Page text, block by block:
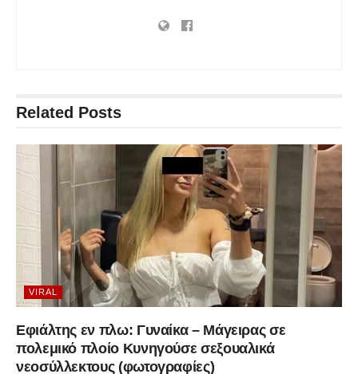
Related Posts
VIRAL
Εφιάλτης εν πλω: Γυναίκα – Μάγειρας σε
πολεμικό πλοίο Κυνηγούσε σεξουαλικά
νεοσύλλεκτους (φωτογραφίες)